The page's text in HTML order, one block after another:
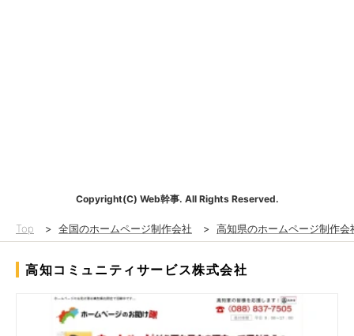
Copyright(C) Web幹事. All Rights Reserved.
Top > 全国のホームページ制作会社 > 高知県のホームページ制作会
高知コミュニティサービス株式会社